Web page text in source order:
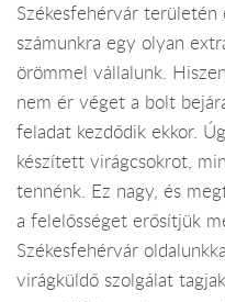
Székesfehérvár területén
számunkra egy olyan
örömmel vállalunk.
nem ér véget a bolt
feladat kezdődik ekkor.
készített virágcsokrot,
tennénk. Ez nagy, és
a felelősséget erősítjük
Székesfehérvár
virágküldő szolgálat